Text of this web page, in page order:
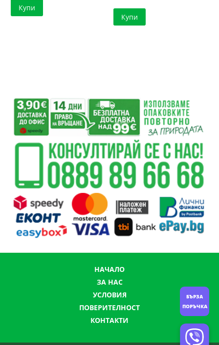
Купи
Купи
НАЧАЛО
ЗА НАС
УСЛОВИЯ
ПОВЕРИТЕЛНОСТ
КОНТАКТИ
БЪРЗА
ПОРЪЧКА